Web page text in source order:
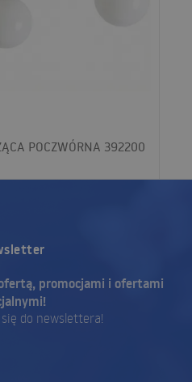
POCZWÓRNA 392200
promocjami i ofertami
do newslettera!